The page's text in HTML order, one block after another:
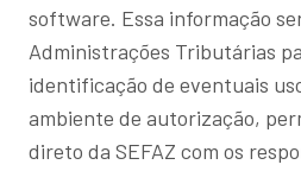
software. Essa informação
Administrações Tributárias
identificação de eventuais
ambiente de autorização,
direto da SEFAZ com os